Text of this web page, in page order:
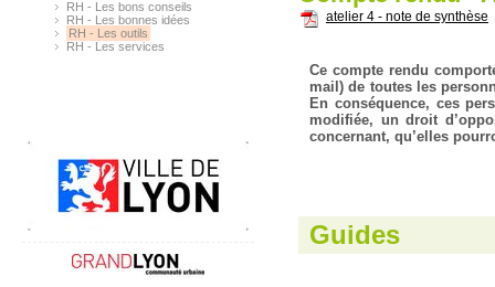
RH - Les bons conseils
RH - Les bonnes idées
RH - Les outils
RH - Les services
atelier 4 - note de synthèse
Ce compte rendu
mail) de toutes les
En conséquence, ces
modifiée, un droit
concernant, qu’elles
Guides